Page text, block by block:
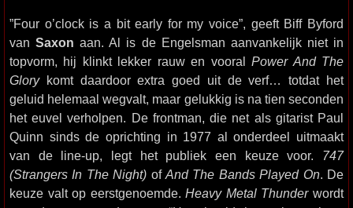
”Four o’clock is a bit early for my voice”, geeft Biff Byford
vanSaxon aan. Al is de Engelsman aanvankelijk niet in
topvorm, hij klinkt lekker rauw en vooralPower And The
Glorykomt daardoor extra goed uit de verf… totdat het
geluid helemaal wegvalt, maar gelukkig is na tien seconden
het euvel verholpen. De frontman, die net als gitarist Paul
Quinn sinds de oprichting in 1977 al onderdeel uitmaakt
van de line-up, legt het publiek een keuze voor. 747
(Strangers In The Night) ofAnd The Bands Played On. De
keuze valt op eerstgenoemde.Heavy Metal Thunderwordt